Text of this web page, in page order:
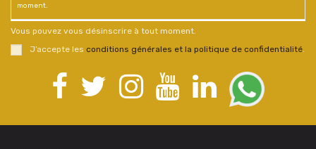
moment.
Vous pouvez vous désinscrire à tout moment.
J’accepte les conditions générales et la politique de confidentialité.